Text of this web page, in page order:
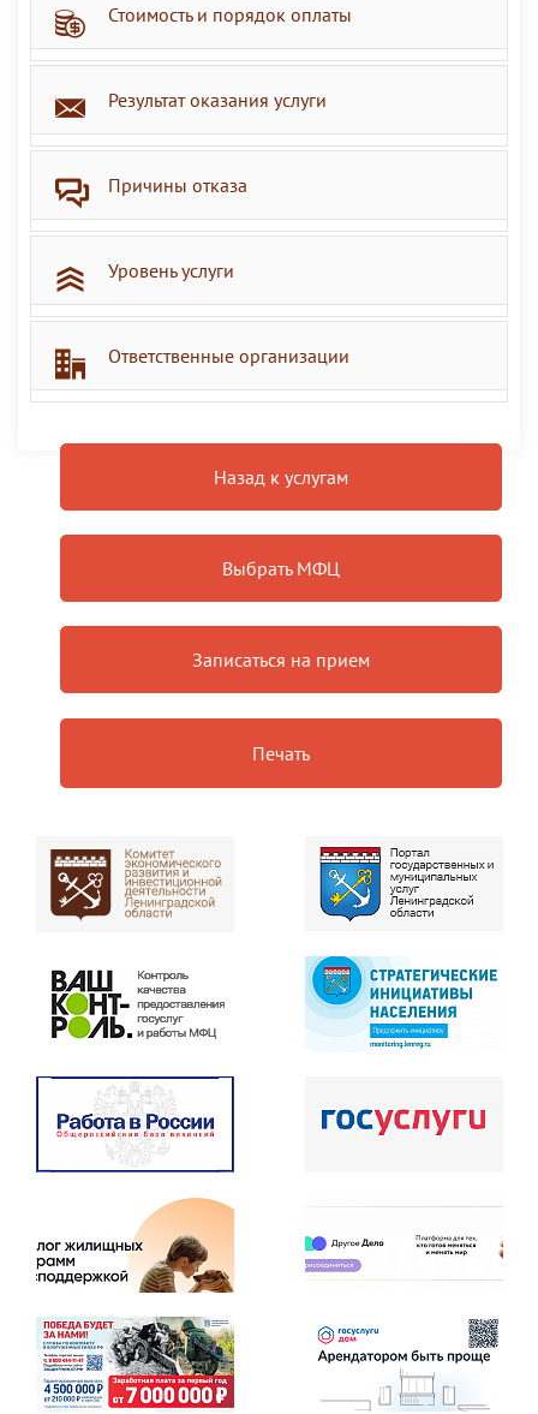
Стоимость и порядок оплаты
Результат оказания услуги
Причины отказа
Уровень услуги
Ответственные организации
Назад к услугам
Выбрать МФЦ
Записаться на прием
Печать